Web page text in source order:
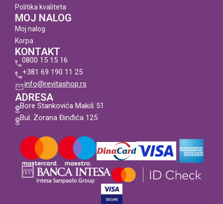
Politika kvaliteta
MOJ NALOG
Moj nalog
Korpa
KONTAKT
0800 15 15 16
+381 69 190 11 25
info@revitashop.rs
ADRESA
Bore Stankovića Makiš 51
Bul. Zorana Đinđića 125